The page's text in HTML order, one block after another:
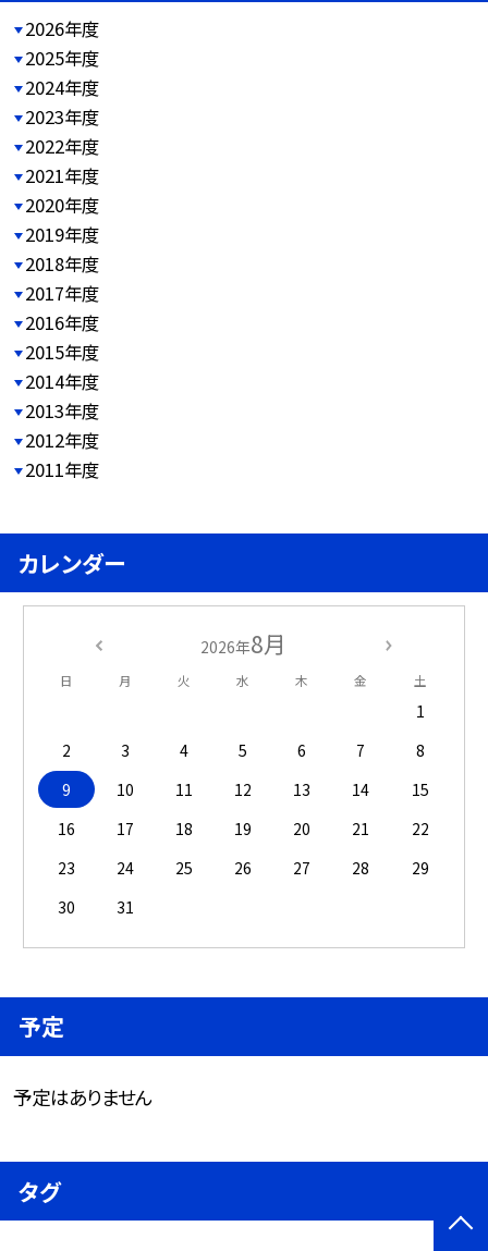
2026年度
2025年度
2024年度
2023年度
2022年度
2021年度
2020年度
2019年度
2018年度
2017年度
2016年度
2015年度
2014年度
2013年度
2012年度
2011年度
カレンダー
2026年8月
日 月 火 水 木 金 土
1
2
3 4 5 6 7
8
9
10 11 12 13 14
15
16
17 18 19 20 21
22
23
24 25 26 27 28
29
30
31
予定
予定はありません
タグ